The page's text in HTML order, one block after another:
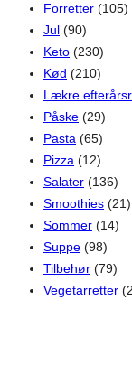
Forretter (105)
Jul (90)
Keto (230)
Kød (210)
Lækre
Påske (29)
Pasta (65)
Pizza (12)
Salater (136)
Smoothies (21)
Sommer (14)
Suppe (98)
Tilbehør (79)
Vegetarretter